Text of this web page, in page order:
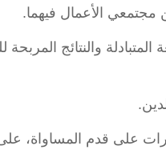
المتبادلة والنتائج
على قدم المساواة،